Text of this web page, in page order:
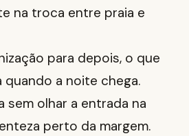
na troca entre praia e
para depois, o que
quando a noite chega.
sem olhar a entrada na
perto da margem.